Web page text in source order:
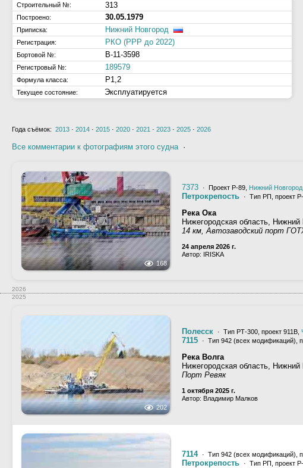
Строительный №:
313
Построено: 30.05.1979
Приписка: Нижний Новгород
Регистрация: РКО (РРР до 2022)
Бортовой №: В-11-3598
Регистровый №: 189579
Формула класса: Р1,2
Текущее состояние: Эксплуатируется
Года съёмок: 2013 · 2014 · 2015 · 2020 · 2021 · 2023 · 2025 · 2026
Все комментарии к фотографиям этого судна·
168
7373 · Проект Р-89, Нижний Новгород
Петрокрепость · Тип РП, проект
Река Ока
Нижегородская область, Нижний
14 км, Автозаводский порт
24 апреля 2026 г.
Автор: IRISKA
2026
2025
202
Полесск · Тип РТ-300, проект 911В,
7115 · Тип 942 (всех модификаций),
Река Волга
Нижегородская область, Нижний
Порт Ревяк
1 октября 2025 г.
Автор: Владимир Малков
7114 · Тип 942 (всех модификаций),
Петрокрепость · Тип РП, проект